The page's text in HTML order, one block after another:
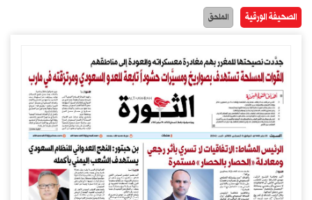
الصحيفة الورقية الملحق